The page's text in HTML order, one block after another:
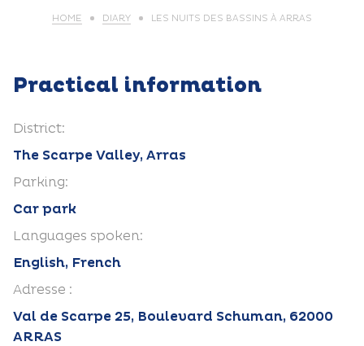
HOME DIARY LES NUITS DES BASSINS À ARRAS
Practical information
District:
The Scarpe Valley, Arras
Parking:
Car park
Languages spoken:
English, French
Adresse :
Val de Scarpe 25, Boulevard Schuman, 62000
ARRAS